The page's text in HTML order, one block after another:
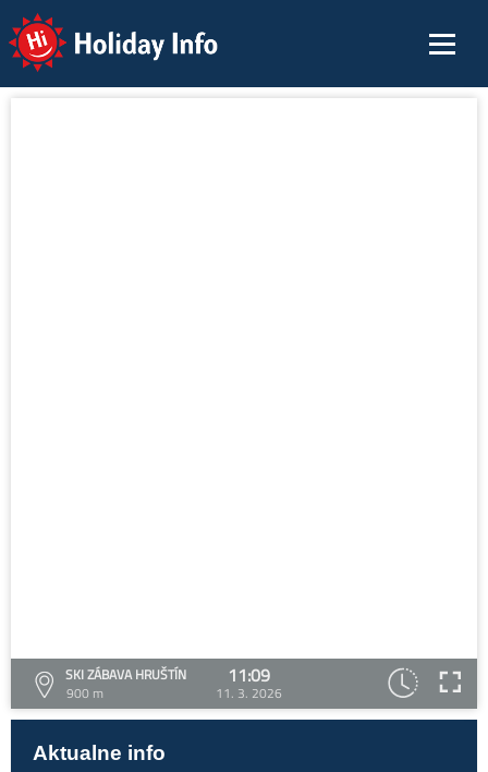
Holiday Info
SKI ZÁBAVA HRUŠTÍN
900 m
11:09
11. 3. 2026
Aktualne info